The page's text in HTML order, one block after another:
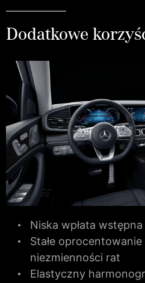
Dodatkowe
Niska wpłata wstępna
Stałe
niezmienności rat
Elastyczny